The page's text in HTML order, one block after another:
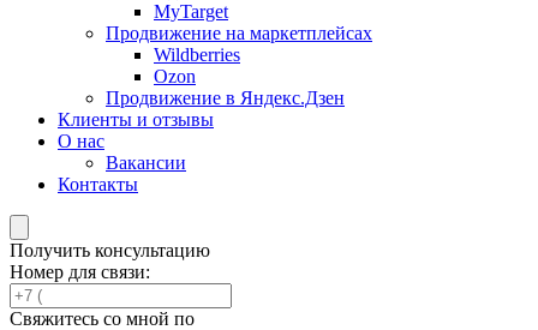
MyTarget
Продвижение на маркетплейсах
Wildberries
Ozon
Продвижение в Яндекс.Дзен
Клиенты и отзывы
О нас
Вакансии
Контакты
Получить консультацию
Номер для связи:
Свяжитесь со мной по